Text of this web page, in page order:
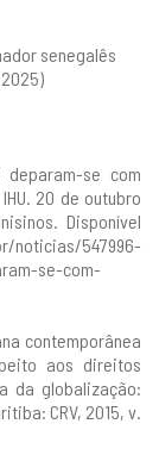
senegalês
se com
20 de outubro
Disponível
noticias/547996-
se-com-
contemporânea
aos direitos
da globalização:
CRV, 2015, v.